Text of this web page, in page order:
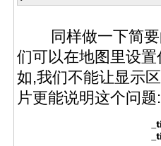
同样做一下简要
们可以在地图里设
如,我们不能让显示
片更能说明这个问题: